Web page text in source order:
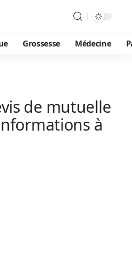
Grossesse Médecine
de mutuelle
à